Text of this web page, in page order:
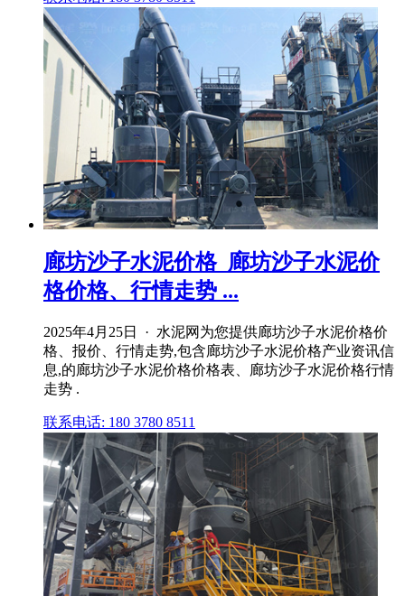
廊坊沙子水泥价格_廊坊沙子水泥价
格价格、行情走势 ...
2025年4月25日 · 水泥网为您提供廊坊沙子水泥价格价
格、报价、行情走势,包含廊坊沙子水泥价格产业资讯信
息,的廊坊沙子水泥价格价格表、廊坊沙子水泥价格行情
走势 .
联系电话: 180 3780 8511